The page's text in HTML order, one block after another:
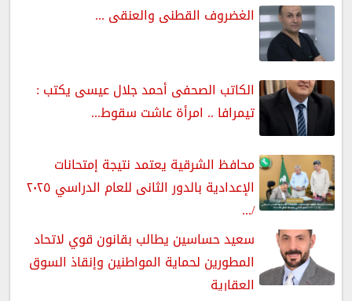
الغضروف القطنى والعنقى ...
الكاتب الصحفى أحمد جلال عيسى يكتب :
تيمرافا .. امرأة عاشت سقوط...
محافظ الشرقية يعتمد نتيجة إمتحانات
الإعدادية بالدور الثانى للعام الدراسي ٢٠٢٥
/...
سعيد حساسين يطالب بقانون قوي لاتحاد
المطورين لحماية المواطنين وإنقاذ السوق
العقارية